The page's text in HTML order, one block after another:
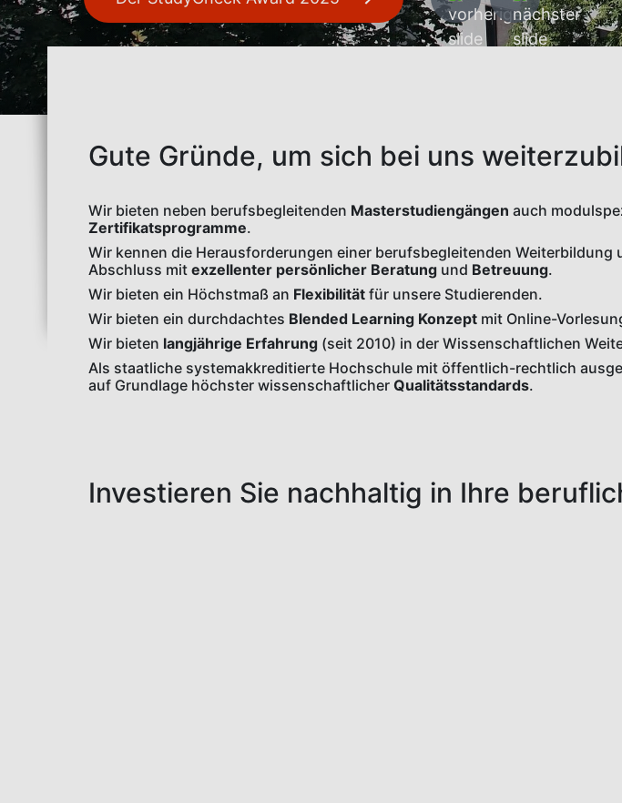
Gute Gründe, um sich bei uns
Wir bieten neben berufsbegleitenden Masterstudiengängen auch
Zertifikatsprogramme.
Wir kennen die Herausforderungen einer berufsbegleitenden
Abschluss mit exzellenter persönlicher Beratung und Betreuung.
Wir bieten ein Höchstmaß an Flexibilität für unsere Studierenden.
Wir bieten ein durchdachtes Blended Learning Konzept mit Online-
Wir bieten langjährige Erfahrung (seit 2010) in der Wissenschaftlichen
Als staatliche systemakkreditierte Hochschule mit öffentlich-rechtlich
auf Grundlage höchster wissenschaftlicher Qualitätsstandards.
Investieren Sie nachhaltig in Ihre